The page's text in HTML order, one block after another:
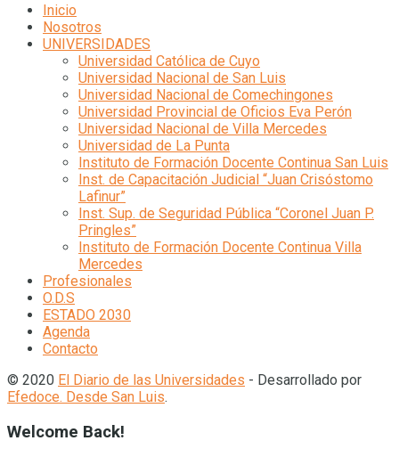
Inicio
Nosotros
UNIVERSIDADES
Universidad Católica de Cuyo
Universidad Nacional de San Luis
Universidad Nacional de Comechingones
Universidad Provincial de Oficios Eva Perón
Universidad Nacional de Villa Mercedes
Universidad de La Punta
Instituto de Formación Docente Continua San Luis
Inst. de Capacitación Judicial “Juan Crisóstomo
Lafinur”
Inst. Sup. de Seguridad Pública “Coronel Juan P.
Pringles”
Instituto de Formación Docente Continua Villa
Mercedes
Profesionales
O.D.S
ESTADO 2030
Agenda
Contacto
© 2020 El Diario de las Universidades - Desarrollado por
Efedoce. Desde San Luis.
Welcome Back!